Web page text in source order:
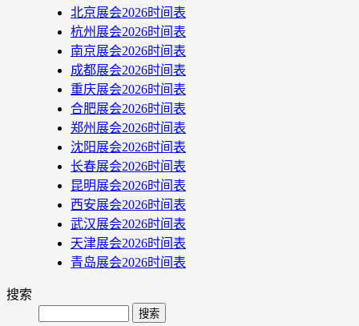
北京展会2026时间表
杭州展会2026时间表
南京展会2026时间表
成都展会2026时间表
重庆展会2026时间表
合肥展会2026时间表
郑州展会2026时间表
沈阳展会2026时间表
长春展会2026时间表
昆明展会2026时间表
西安展会2026时间表
武汉展会2026时间表
天津展会2026时间表
青岛展会2026时间表
搜索
Search